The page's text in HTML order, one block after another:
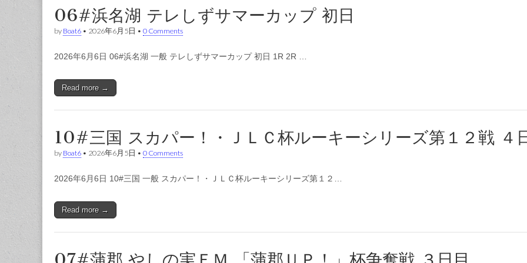
06#浜名湖 テレしずサマーカップ 初日
by Boat6 • 2026年6月5日 • 0 Comments
2026年6月6日 06#浜名湖 一般 テレしずサマーカップ 初日 1R 2R …
Read more →
10#三国 スカパー！・ＪＬＣ杯ルーキーシリーズ第１２戦 ４
by Boat6 • 2026年6月5日 • 0 Comments
2026年6月6日 10#三国 一般 スカパー！・ＪＬＣ杯ルーキーシリーズ第１２…
Read more →